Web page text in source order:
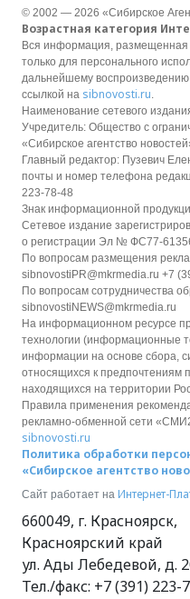
© 2002 — 2026 «Сибирское
Возрастная категория
Вся информация, размещенная
только для персонального
дальнейшему
ссылкой на sibnovosti.ru.
Наименование сетевого
Учредитель: Общество с
«Сибирское агентство
Главный редактор: Пузевич
почты и номер телефона
223-78-48
Знак информационной
Сетевое издание
о регистрации Эл № ФС77-
По вопросам размещения
sibnovostiPR@mkrmedia.ru +7
По вопросам сотрудничества
sibnovostiNEWS@mkrmedia.ru
На информационном ресурсе
технологии (информационные
информации на основе сбора,
относящихся к предпочтениям
находящихся на территории
Правила применения
рекламно-обменной сети
sibnovosti.ru
Политика обработки
«Сибирское агентство
Сайт работает на Интернет-
660049, г. Красноярск,
Красноярский край
ул. Ады Лебедевой, д.
Тел./факс: +7 (391) 223-